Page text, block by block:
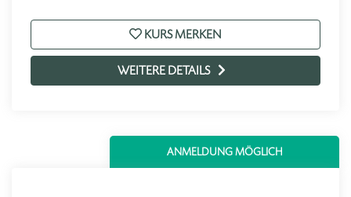
KURS MERKEN
WEITERE DETAILS
ANMELDUNG MÖGLICH